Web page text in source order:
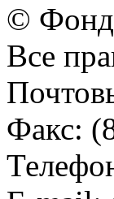
© Фонд
Все
Факс: